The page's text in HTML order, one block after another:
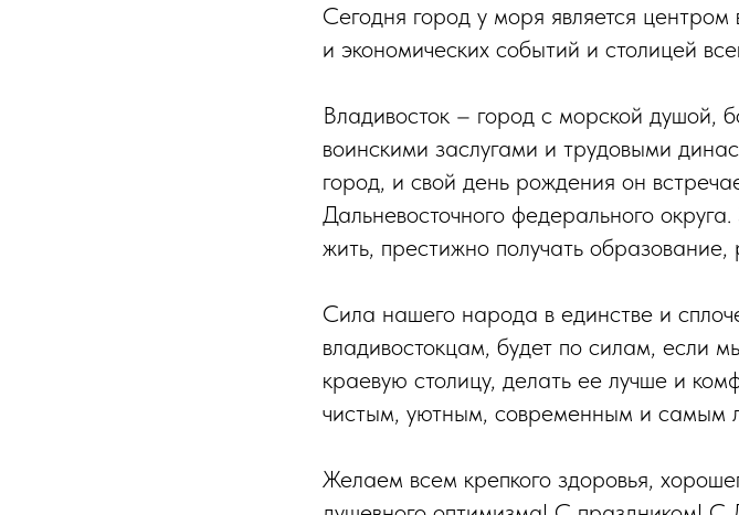
Сегодня город у моря является
и экономических событий и столицей
Владивосток – город с морской душой,
воинскими заслугами и трудовыми
город, и свой день рождения он
Дальневосточного федерального
жить, престижно получать образование,
Сила нашего народа в единстве и
владивостокцам, будет по силам, если
краевую столицу, делать ее лучше и
чистым, уютным, современным и самым
Желаем всем крепкого здоровья,